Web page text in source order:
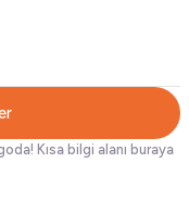
Kısa bilgi alanı buraya